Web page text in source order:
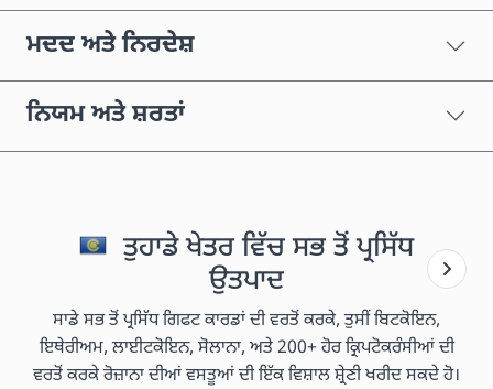
ਮਦਦ ਅਤੇ ਨਿਰਦੇਸ਼
ਨਿਯਮ ਅਤੇ ਸ਼ਰਤਾਂ
ਤੁਹਾਡੇ ਖੇਤਰ ਵਿੱਚ ਸਭ ਤੋਂ ਪ੍ਰਸਿੱਧ
ਉਤਪਾਦ
ਸਾਡੇ ਸਭ ਤੋਂ ਪ੍ਰਸਿੱਧ ਗਿਫਟ ਕਾਰਡਾਂ ਦੀ ਵਰਤੋਂ ਕਰਕੇ, ਤੁਸੀਂ ਬਿਟਕੋਇਨ,
ਇਥੇਰੀਅਮ, ਲਾਈਟਕੋਇਨ, ਸੋਲਾਨਾ, ਅਤੇ 200+ ਹੋਰ ਕ੍ਰਿਪਟੋਕਰੰਸੀਆਂ ਦੀ
ਵਰਤੋਂ ਕਰਕੇ ਰੋਜ਼ਾਨਾ ਦੀਆਂ ਵਸਤੂਆਂ ਦੀ ਇੱਕ ਵਿਸ਼ਾਲ ਸ਼੍ਰੇਣੀ ਖਰੀਦ ਸਕਦੇ ਹੋ।